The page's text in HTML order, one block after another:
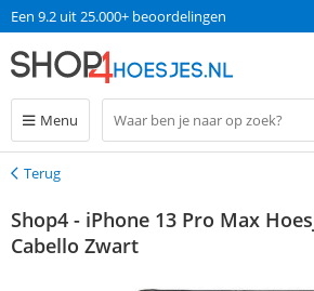
Een 9.2 uit 25.000+ beoordelingen
Menu
Terug
Terug
Shop4 - iPhone 13 Pro Max
Cabello Zwart